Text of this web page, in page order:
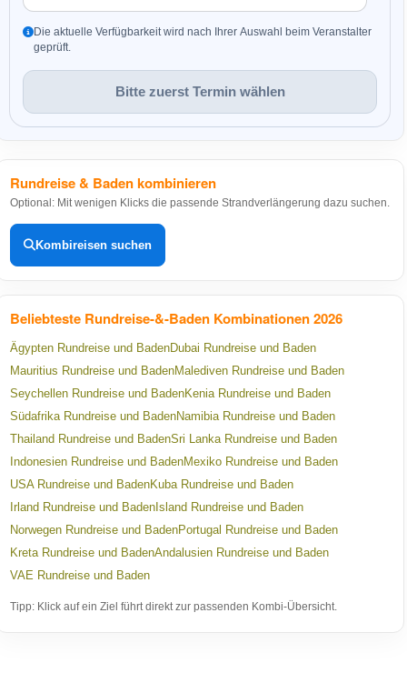
Die aktuelle Verfügbarkeit wird nach Ihrer Auswahl beim Veranstalter
geprüft.
Bitte zuerst Termin wählen
Rundreise & Baden kombinieren
Optional: Mit wenigen Klicks die passende Strandverlängerung dazu suchen.
Kombireisen suchen
Beliebteste Rundreise-&-Baden Kombinationen 2026
Ägypten Rundreise und BadenDubai Rundreise und Baden
Mauritius Rundreise und BadenMalediven Rundreise und Baden
Seychellen Rundreise und BadenKenia Rundreise und Baden
Südafrika Rundreise und BadenNamibia Rundreise und Baden
Thailand Rundreise und BadenSri Lanka Rundreise und Baden
Indonesien Rundreise und BadenMexiko Rundreise und Baden
USA Rundreise und BadenKuba Rundreise und Baden
Irland Rundreise und BadenIsland Rundreise und Baden
Norwegen Rundreise und BadenPortugal Rundreise und Baden
Kreta Rundreise und BadenAndalusien Rundreise und Baden
VAE Rundreise und Baden
Tipp: Klick auf ein Ziel führt direkt zur passenden Kombi-Übersicht.